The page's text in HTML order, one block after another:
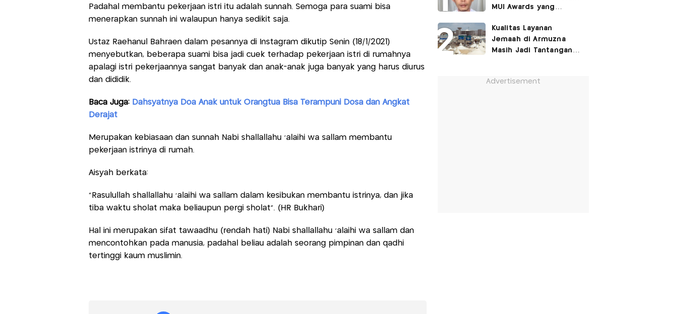
Padahal membantu pekerjaan istri itu adalah sunnah. Semoga para suami bisa
menerapkan sunnah ini walaupun hanya sedikit saja.
Ustaz Raehanul Bahraen dalam pesannya di Instagram dikutip Senin (18/1/2021)
menyebutkan, beberapa suami bisa jadi cuek terhadap pekerjaan istri di rumahnya
apalagi istri pekerjaannya sangat banyak dan anak-anak juga banyak yang harus diurus
dan dididik.
Baca Juga:Dahsyatnya Doa Anak untuk Orangtua Bisa Terampuni Dosa dan Angkat
Derajat
Merupakan kebiasaan dan sunnah Nabi shallallahu ‘alaihi wa sallam membantu
pekerjaan istrinya di rumah.
Aisyah berkata:
“Rasulullah shallallahu ‘alaihi wa sallam dalam kesibukan membantu istrinya, dan jika
tiba waktu sholat maka beliaupun pergi sholat”. (HR Bukhari)
Hal ini merupakan sifat tawaadhu (rendah hati) Nabi shallallahu ‘alaihi wa sallam dan
mencontohkan pada manusia, padahal beliau adalah seorang pimpinan dan qadhi
tertinggi kaum muslimin.
MUI Awards yang
Tukang Bangunan
Kualitas Layanan
Jemaah di Armuzna
Masih Jadi Tantangan
Advertisement